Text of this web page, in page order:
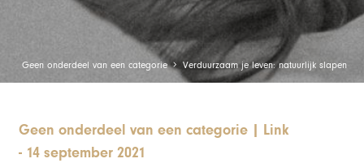
Geen onderdeel van een categorie Verduurzaam je leven: natuurlijk slapen
Geen onderdeel van een categorie
Link
- 14 september 2021